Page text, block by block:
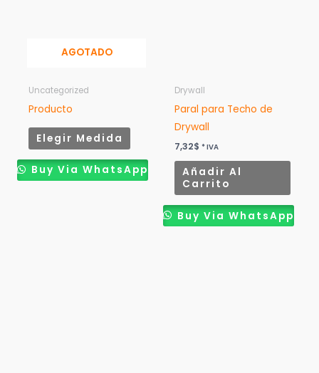
AGOTADO
Uncategorized
Producto
Elegir Medida
Buy Via WhatsApp
Drywall
Paral para Techo de
Drywall
7,32$ * IVA
Añadir Al
Carrito
Buy Via WhatsApp